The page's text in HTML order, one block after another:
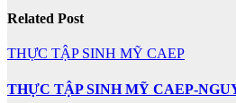
Related Post
THỰC TẬP SINH MỸ CAEP
THỰC TẬP SINH MỸ CAEP-